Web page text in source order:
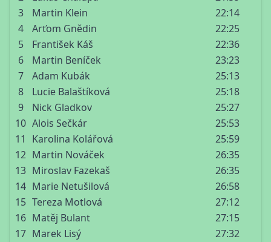
3
Martin Klein
22:14
4
Arťom Gnědin
22:25
5
František Káš
22:36
6
Martin Beníček
23:23
7
Adam Kubák
25:13
8
Lucie Balaštíková
25:18
9
Nick Gladkov
25:27
10 Alois Sečkár
25:53
11
Karolina Kolářová
25:59
12 Martin Nováček
26:35
13 Miroslav Fazekaš
26:35
14 Marie Netušilová
26:58
15 Tereza Motlová
27:12
16 Matěj Bulant
27:15
17 Marek Lisý
27:32